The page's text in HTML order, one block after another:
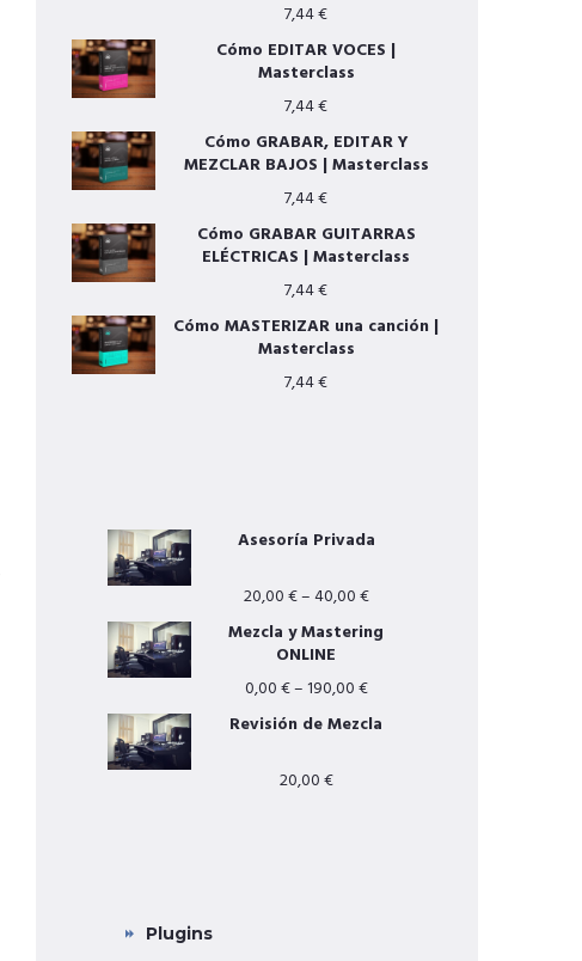
7,44€
Cómo EDITAR VOCES |
Masterclass
7,44€
Cómo GRABAR, EDITAR Y
MEZCLAR BAJOS | Masterclass
7,44€
Cómo GRABAR GUITARRAS
ELÉCTRICAS | Masterclass
7,44€
Cómo MASTERIZAR una canción |
Masterclass
7,44€
Asesoría Privada
20,00€–40,00€
Mezcla y Mastering
ONLINE
0,00€–190,00€
Revisión de Mezcla
20,00€
Plugins